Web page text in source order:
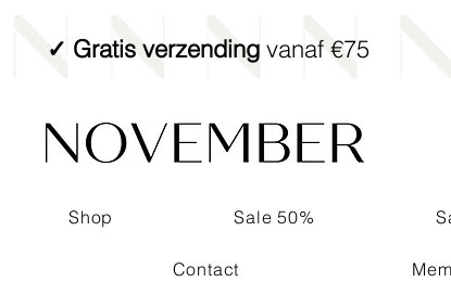
✓ Gratis verzendingvanaf €75
Shop Sale 50%
Contact